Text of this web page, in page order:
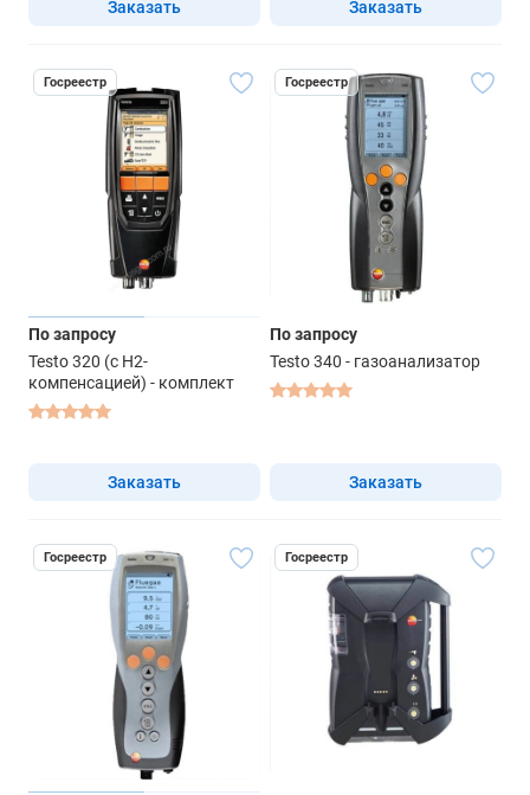
Заказать Заказать
Госреестр
По запросу
Testo 320 (с Н2-
компенсацией) - комплект
Заказать
Госреестр
По запросу
Testo 340 - газоанализатор
Заказать
Госреестр Госреестр